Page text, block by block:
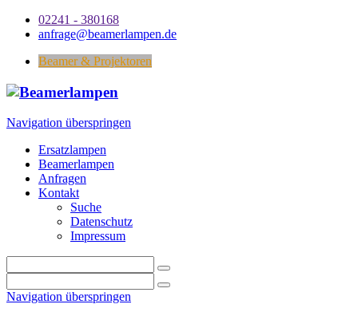
02241 - 380168
anfrage@beamerlampen.de
Beamer & Projektoren
Navigation überspringen
Ersatzlampen
Beamerlampen
Anfragen
Kontakt
Suche
Datenschutz
Impressum
Navigation überspringen